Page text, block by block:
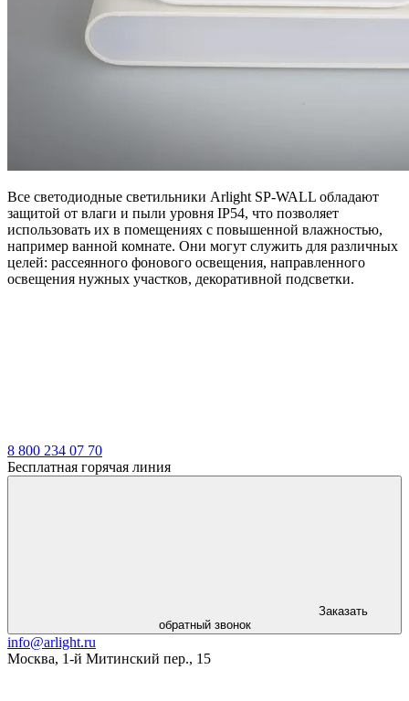
Все светодиодные светильники Arlight SP-WALL обладают
защитой от влаги и пыли уровня IP54, что позволяет
использовать их в помещениях с повышенной влажностью,
например ванной комнате. Они могут служить для различных
целей: рассеянного фонового освещения, направленного
освещения нужных участков, декоративной подсветки.
8 800 234 07 70
Бесплатная горячая линия
Заказать
обратный звонок
info@arlight.ru
Москва, 1-й Митинский пер., 15